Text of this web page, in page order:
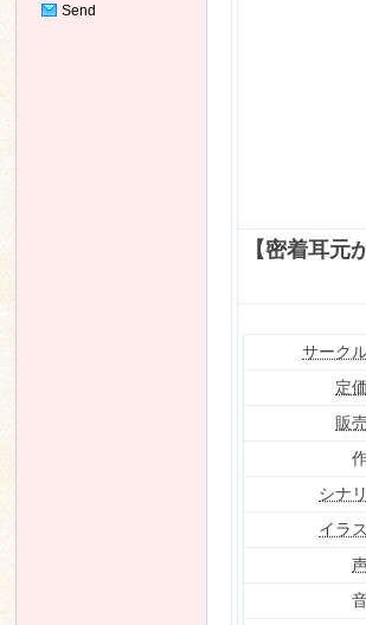
Send
【密着耳
サーク
定価
販売
シナリ
イラス